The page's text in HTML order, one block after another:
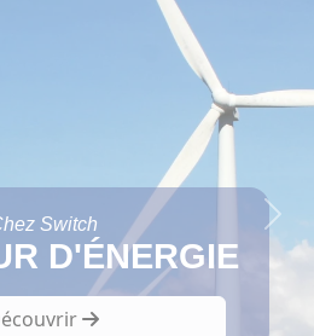
D'ÉNERGIE
Switch Next